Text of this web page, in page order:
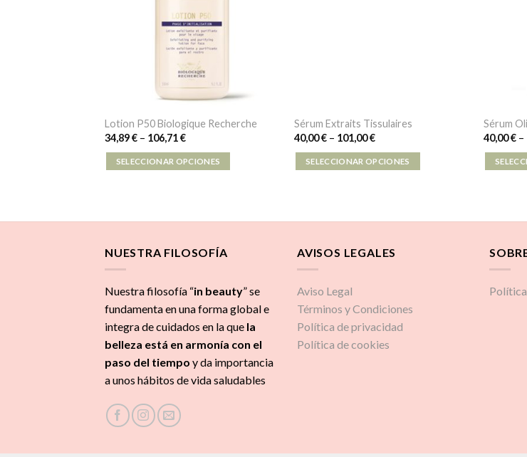
Lotion P50 Biologique Recherche
34,89€– 106,71€
SELECCIONAR OPCIONES
Sérum Extraits Tissulaires
40,00€ – 101,00€
SELECCIONAR OPCIONES
Sérum
40,00€ –
NUESTRA FILOSOFÍA
Nuestra filosofía “in beauty” se
fundamenta en una forma global e
integra de cuidados en la que la
belleza está en armonía con el
paso del tiempo y da importancia
a unos hábitos de vida saludables
AVISOS LEGALES
Aviso Legal
Términos y Condiciones
Política de privacidad
Política de cookies